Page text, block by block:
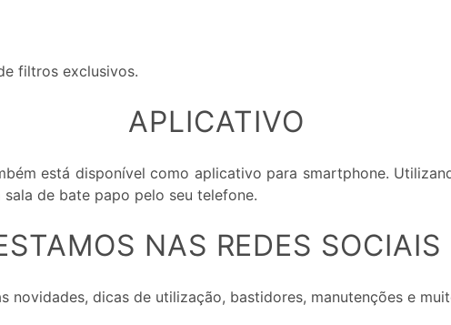
filtros exclusivos.
APLICATIVO
está disponível como aplicativo para smartphone.
de bate papo pelo seu telefone.
NAS REDES SOCIAIS
novidades, dicas de utilização, bastidores, manutenções e